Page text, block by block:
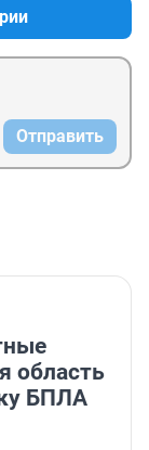
Отправить
область
БПЛА